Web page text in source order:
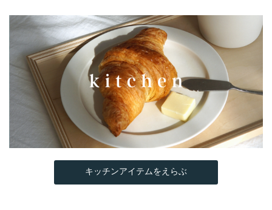
キッチンアイテムをえらぶ